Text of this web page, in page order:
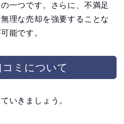
一つです。さらに、不満足
理な売却を強要することな
能です。
ミについて
いきましょう。